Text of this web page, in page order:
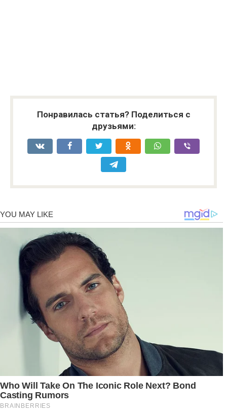
Понравилась статья? Поделиться с
друзьями: